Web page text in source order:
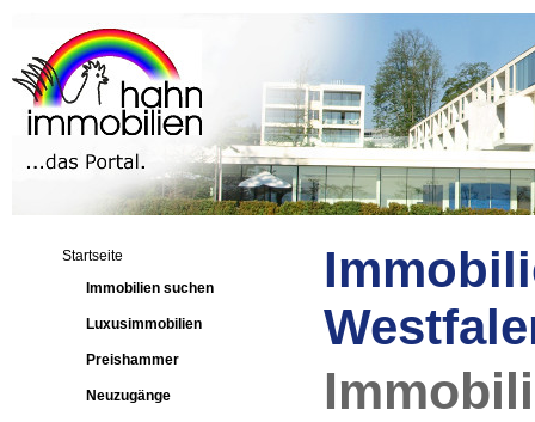
Startseite
Immobilien suchen
Luxusimmobilien
Preishammer
Neuzugänge